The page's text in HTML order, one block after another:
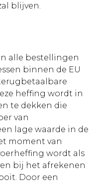
blijven.
alle bestellingen
binnen de EU
heffing wordt in
te dekken die
van
lage waarde in de
moment van
wordt als
bij het afrekenen
Door een